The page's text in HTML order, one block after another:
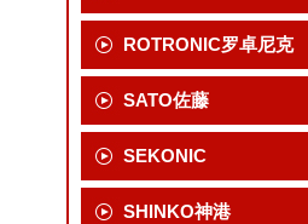
ROTRONIC罗卓尼克
SATO佐藤
SEKONIC
SHINKO神港